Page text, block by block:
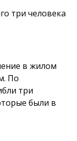
три человека
в жилом
По
три
были в